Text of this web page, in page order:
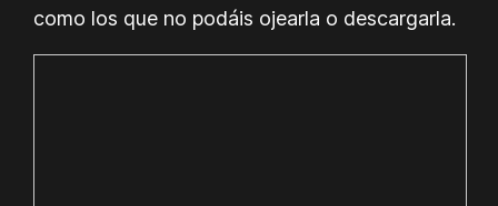
como los que no podáis ojearla o descargarla.